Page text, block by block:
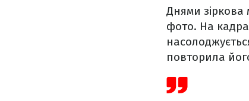
Днями зіркова
фото. На
повторила